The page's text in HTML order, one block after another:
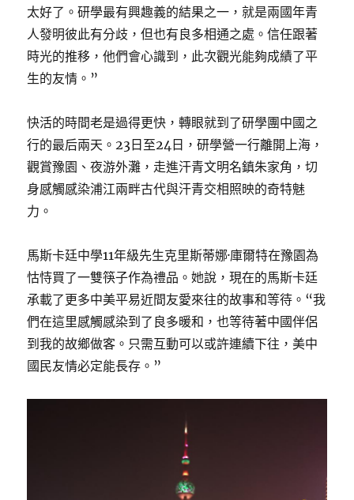
太好了。研學最有興趣義的結果之一，就是兩國年青
人發明彼此有分歧，但也有良多相通之處。信任跟著
時光的推移，他們會心識到，此次觀光能夠成績了平
生的友情。”
快活的時間老是過得更快，轉眼就到了研學團中國之
行的最后兩天。23日至24日，研學營一行離開上海，
觀賞豫園、夜游外灘，走進汗青文明名鎮朱家角，切
身感觸感染浦江兩畔古代與汗青交相照映的奇特魅
力。
馬斯卡廷中學11年級先生克里斯蒂娜·庫爾特在豫園為
怙恃買了一雙筷子作為禮品。她說，現在的馬斯卡廷
承載了更多中美平易近間友愛來往的故事和等待。“我
們在這里感觸感染到了良多暖和，也等待著中國伴侶
到我的故鄉做客。只需互動可以或許連續下往，美中
國民友情必定能長存。”